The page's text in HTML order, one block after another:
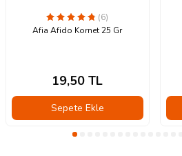
(6)
Afia Afido Kornet 25 Gr
19,50 TL
Sepete Ekle